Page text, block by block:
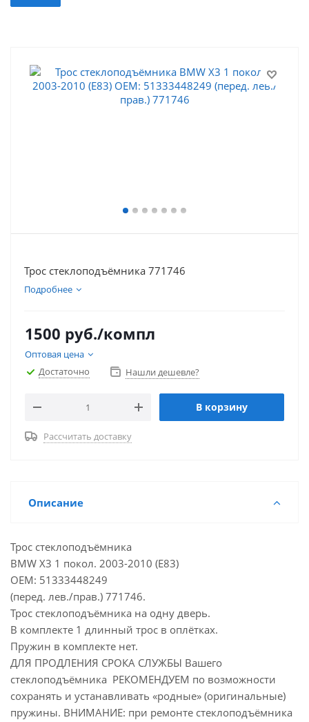
Трос стеклоподъёмника 771746
Подробнее
1500 руб./компл
Оптовая цена
Достаточно
Нашли дешевле?
В корзину
Рассчитать доставку
Описание
Трос стеклоподъёмника
BMW X3 1 покол. 2003-2010 (E83)
ОЕМ: 51333448249
(перед. лев./прав.) 771746.
Трос стеклоподъёмника на одну дверь.
В комплекте 1 длинный трос в оплётках.
Пружин в комплекте нет.
ДЛЯ ПРОДЛЕНИЯ СРОКА СЛУЖБЫ Вашего
стеклоподъёмника РЕКОМЕНДУЕМ по возможности
сохранять и устанавливать «родные» (оригинальные)
пружины. ВНИМАНИЕ: при ремонте стеклоподъёмника